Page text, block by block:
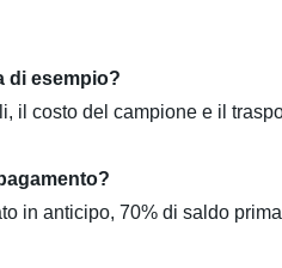
di esempio?
il costo del campione e il
in anticipo, 70% di saldo